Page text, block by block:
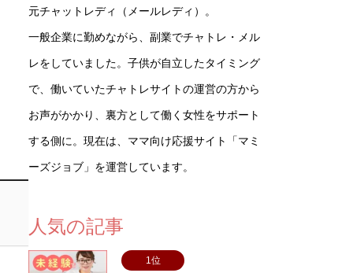
元チャットレディ（メールレディ）。
一般企業に勤めながら、副業でチャトレ・メル
レをしていました。子供が自立したタイミング
で、働いていたチャトレサイトの運営の方から
お声がかかり、裏方として働く女性をサポート
する側に。現在は、ママ向け応援サイト「マミ
ーズジョブ」を運営しています。
人気の記事
1位